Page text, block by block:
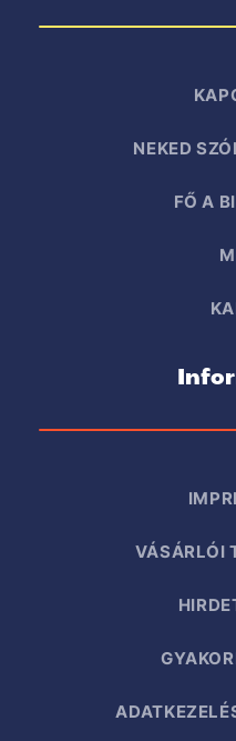
NEKED
FŐ A
VÁSÁRLÓI